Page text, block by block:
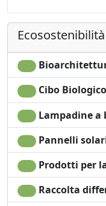
Ecosostenibilità
Cibo Biologico
Lampadine a
Pannelli
Prodotti per
Raccolta